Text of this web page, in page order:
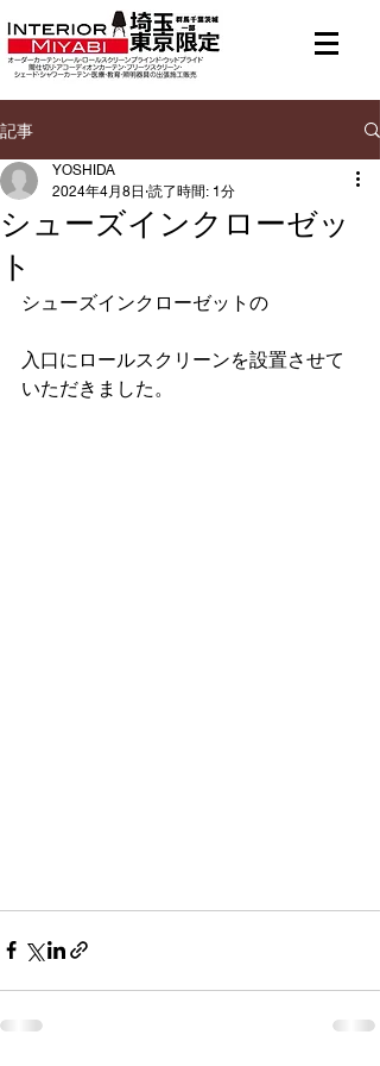
記事
シューズインクローゼッ
ト
YOSHIDA
2024年4月8日 読了時間: 1分
シューズインクローゼットの
入口にロールスクリーンを設置させて
いただきました。